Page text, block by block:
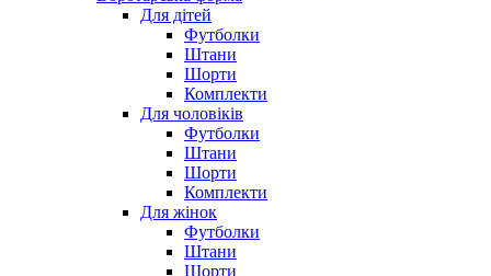
Для дітей
Футболки
Штани
Шорти
Комплекти
Для чоловіків
Футболки
Штани
Шорти
Комплекти
Для жінок
Футболки
Штани
Шорти